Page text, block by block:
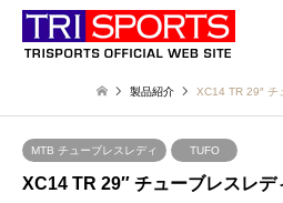
製品紹介 XC14 TR 29″ チ
MTB チューブレスレディ TUFO
XC14 TR 29″ チューブレスレデ